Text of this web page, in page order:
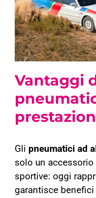
Vantaggi
Gli pneumatici ad
solo un
sportive: oggi
garantisce